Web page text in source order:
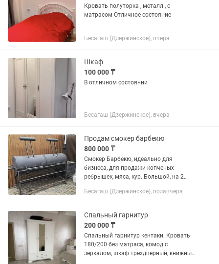
Кровать полуторка , металл , с
матрасом Отличное состояние
Бесагаш (Дзержинское), вчера
Шкаф
100 000 ₸
В отличном состоянии
Бесагаш (Дзержинское), вчера
Продам смокер барбекю
800 000 ₸
Смокер Барбекю, идеально для
бизнеса, для продажи копченых
ребрышек, мяса, кур. Большой, на 2
подошел нам по размеру. Покрыт
Бесагаш (Дзержинское), позавчера
Спальный гарнитур
200 000 ₸
Спальный гарнитур кентаки. Кровать
180/200 без матраса, комод с
зеркалом, шкаф трехдверный, книжный